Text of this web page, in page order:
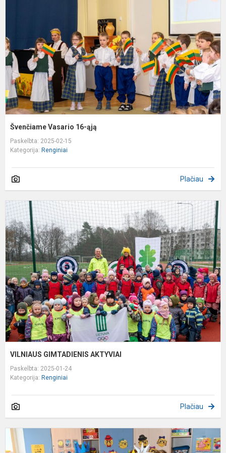
Švenčiame Vasario 16-ąją
Paskelbta: 2025-02-15
Kategorija: Renginiai
Plačiau
VILNIAUS GIMTADIENIS AKTYVIAI
Paskelbta: 2025-01-24
Kategorija: Renginiai
Plačiau